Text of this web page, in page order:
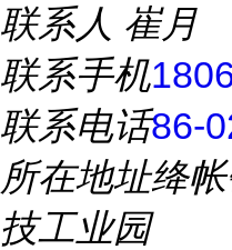
联系人 崔月
联系手机
联系电话86-
所在地址绛
技工业园